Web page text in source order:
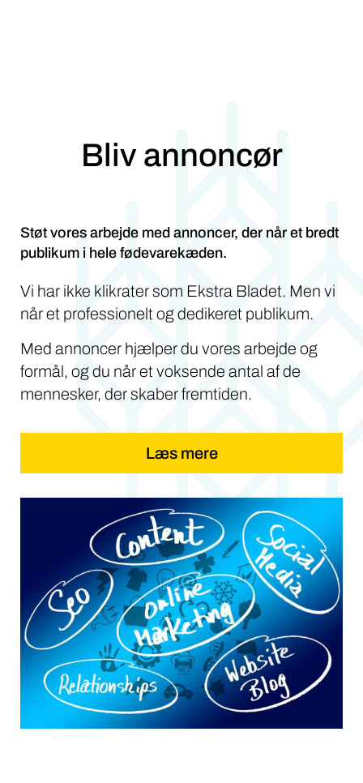
Bliv annoncør
Støt vores arbejde med annoncer, der når et bredt
publikum i hele fødevarekæden.
Vi har ikke klikrater som Ekstra Bladet. Men vi
når et professionelt og dedikeret publikum.
Med annoncer hjælper du vores arbejde og
formål, og du når et voksende antal af de
mennesker, der skaber fremtiden.
Læs mere